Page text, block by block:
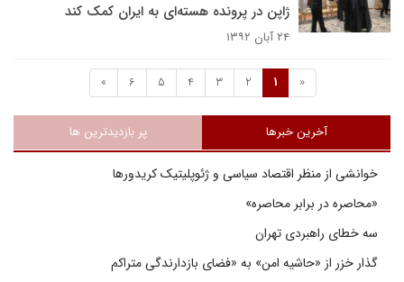
ژاپن در پرونده هسته‌ای به ایران کمک کند
۲۴ آبان ۱۳۹۲
«
1
2
3
4
5
6
»
آخرین خبرها پر بازدیدترین ها
خوانشی از منظر اقتصاد سیاسی و ژئوپلیتیک کریدورها
«محاصره در برابر محاصره»
سه خطای راهبردی تهران
گذار خزر از «حاشیه امن» به «فضای بازدارندگی متراکم